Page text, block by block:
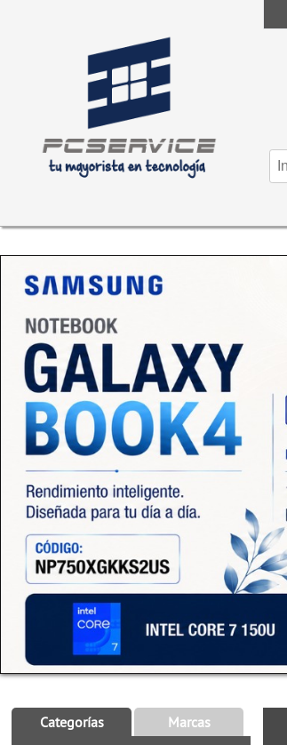
Categorías
Marcas